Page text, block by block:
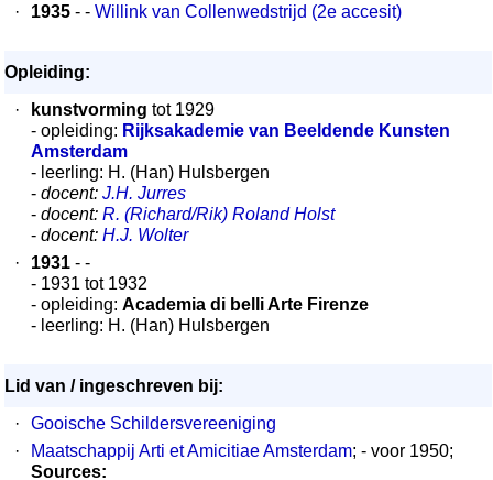
·
1935 - - Willink van Collenwedstrijd (2e accesit)
Opleiding:
·
kunstvorming tot 1929
- opleiding: Rijksakademie van Beeldende Kunsten
Amsterdam
- leerling: H. (Han) Hulsbergen
- docent: J.H. Jurres
- docent: R. (Richard/Rik) Roland Holst
- docent: H.J. Wolter
·
1931 - -
- 1931 tot 1932
- opleiding: Academia di belli Arte Firenze
- leerling: H. (Han) Hulsbergen
Lid van / ingeschreven bij:
·
Gooische Schildersvereeniging
·
Maatschappij Arti et Amicitiae Amsterdam; - voor 1950;
Sources: